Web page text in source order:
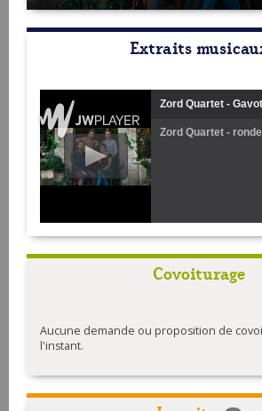
Extraits
Zord Quartet -
Zord Quartet -
Covoiturage
Aucune demande ou proposition de
l'instant.